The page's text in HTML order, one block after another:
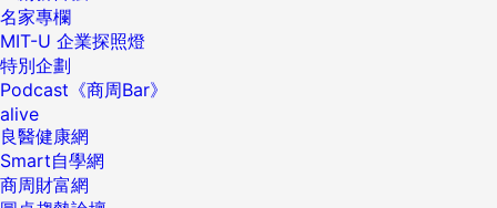
名家專欄
MIT-U 企業探照燈
特別企劃
Podcast《商周Bar》
alive
良醫健康網
Smart自學網
商周財富網